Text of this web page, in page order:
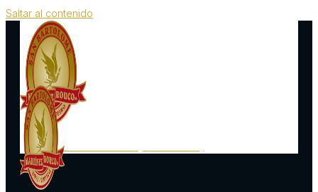
Saltar al contenido
982 59 21 87 (24 HORAS)